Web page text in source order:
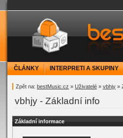
bestMusic.cz -
ČLÁNKY INTERPRETI A SKUPINY
Zpět na: bestMusic.cz » Uživatelé » vbhjy »
vbhjy - Základní info
Základní informace